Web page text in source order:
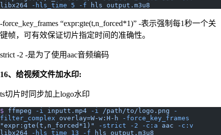
libx264 -hls_time 5 -f hls output.m3u8
-force_key_frames “expr:gte(t,n_forced*1)” -表示强制每1秒一个关
键帧，可有效保证切片指定时间的准确性。
strict -2 -是为了使用aac音频编码
16、给视频文件加水印:
ts切片时同步加上logo水印
$ ffmpeg -i inputt.mp4 -i /path/to/logo.png -
filter_complex overlay=W-w:H-h -force_key_frames
"expr:gte(t,n_forced*1)"
-strict -2 -c:a aac -c:v
libx264 -hls_time 13 -f hls output.m3u8